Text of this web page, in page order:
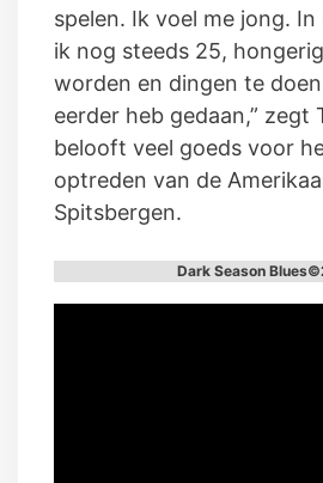
spelen. Ik voel me jong.
ik nog steeds 25,
worden en dingen te
eerder heb gedaan,” zegt
belooft veel goeds voor
optreden van de
Spitsbergen.
Dark Season